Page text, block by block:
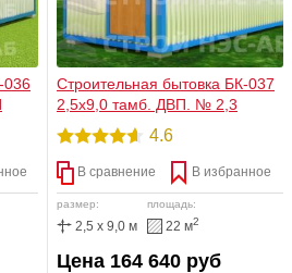
036
Строительная бытовка БК-037
2,5х9,0 тамб. ДВП. № 2,3
4.6
В сравнение В избранное
размер:
2,5 x 9,0 м
площадь:
22 м2
Цена 164 640 руб